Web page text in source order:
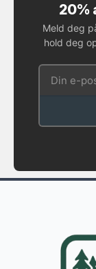
20%
Meld deg
hold deg